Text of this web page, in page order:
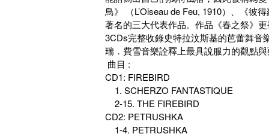
鳥》 （L’Oiseau de Feu, 1910）、《彼
著名的三大代表作品。作品《春之祭》
3CDs完整收錄史特拉汶斯基的芭蕾舞音
瑞．費雪音樂詮釋上最具說服力的觀點
曲目 :
CD1: FIREBIRD
1. SCHERZO FANTASTIQUE
2-15. THE FIREBIRD
CD2: PETRUSHKA
1-4. PETRUSHKA